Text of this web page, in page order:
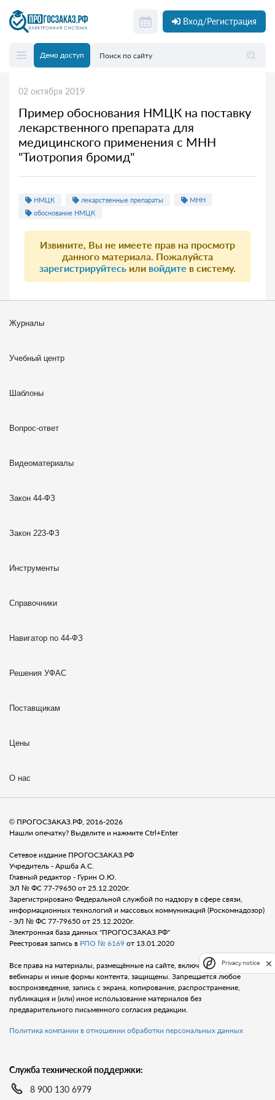
Вход/Регистрация
Демо доступ
02 октября 2019
Пример обоснования НМЦК на поставку
лекарственного препарата для
медицинского применения с МНН
"Тиотропия бромид"
НМЦК лекарственные препараты
МНН
обоснование НМЦК
Извините, Вы не имеете прав на просмотр
данного материала. Пожалуйста
зарегистрируйтесь или войдите в систему.
Журналы
Учебный центр
Шаблоны
Вопрос-ответ
Видеоматериалы
Закон 44-ФЗ
Закон 223-ФЗ
Инструменты
Справочники
Навигатор по 44-ФЗ
Решения УФАС
Поставщикам
Цены
О нас
© ПРОГОСЗАКАЗ.РФ, 2016-2026
Нашли опечатку? Выделите и нажмите Ctrl+Enter
Сетевое издание ПРОГОСЗАКАЗ.РФ
Учредитель - Аршба А.С.
Главный редактор - Гурин О.Ю.
ЭЛ № ФС 77-79650 от 25.12.2020г.
Зарегистрировано Федеральной службой по надзору в сфере связи,
информационных технологий и массовых коммуникаций (Роскомнадозор)
- ЭЛ № ФС 77-79650 от 25.12.2020г.
Электронная база данных "ПРОГОСЗАКАЗ.РФ"
Реестровая запись в РПО № 6169 от 13.01.2020
Все права на материалы, размещённые на сайте, включая тексты, видео,
вебинары и иные формы контента, защищены. Запрещается любое
воспроизведение, запись с экрана, копирование, распространение,
публикация и (или) иное использование материалов без
предварительного письменного согласия редакции.
Политика компании в отношении обработки персональных данных
Служба технической поддержки:
8 900 130 6979
Privacy notice